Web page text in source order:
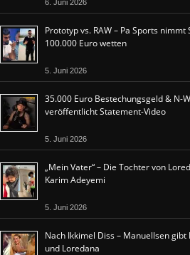
6. Juni 2026
Prototyp vs. RAW – Pa Sports
100.000 Euro wetten
5. Juni 2026
35.000 Euro Bestechungsgeld & N-
veröffentlicht Statement-Video
5. Juni 2026
„Mein Vater“ – Die Tochter von
Karim Adeyemi
5. Juni 2026
Nach Ikkimel Diss – Manuellsen
und Loredana